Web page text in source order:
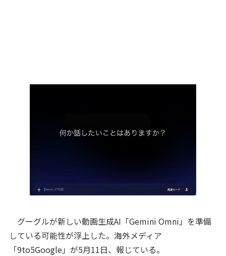
グーグルが新しい動画生成AI「Gemini Omni」を準備
している可能性が浮上した。海外メディア
「9to5Google」が5月11日、報じている。